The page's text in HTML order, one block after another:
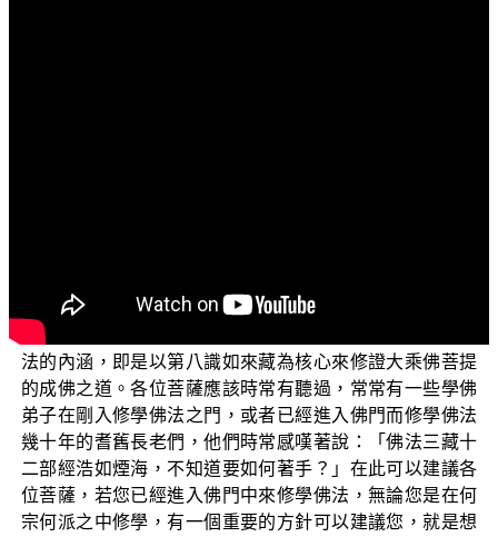
大願匯歸成三大願，又將這三大願統攝以「攝受正法」成
為最究竟的一個大願。而這個所謂的「攝受正法」這個正
法的內涵，即是以第八識如來藏為核心來修證大乘佛菩提
的成佛之道。各位菩薩應該時常有聽過，常常有一些學佛
弟子在剛入修學佛法之門，或者已經進入佛門而修學佛法
幾十年的耆舊長老們，他們時常感嘆著說：「佛法三藏十
二部經浩如煙海，不知道要如何著手？」在此可以建議各
位菩薩，若您已經進入佛門中來修學佛法，無論您是在何
宗何派之中修學，有一個重要的方針可以建議您，就是想